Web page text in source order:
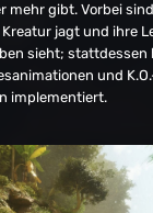
mehr gibt. Vorbei
jagt und ihre
sieht; stattdessen
und
implementiert.